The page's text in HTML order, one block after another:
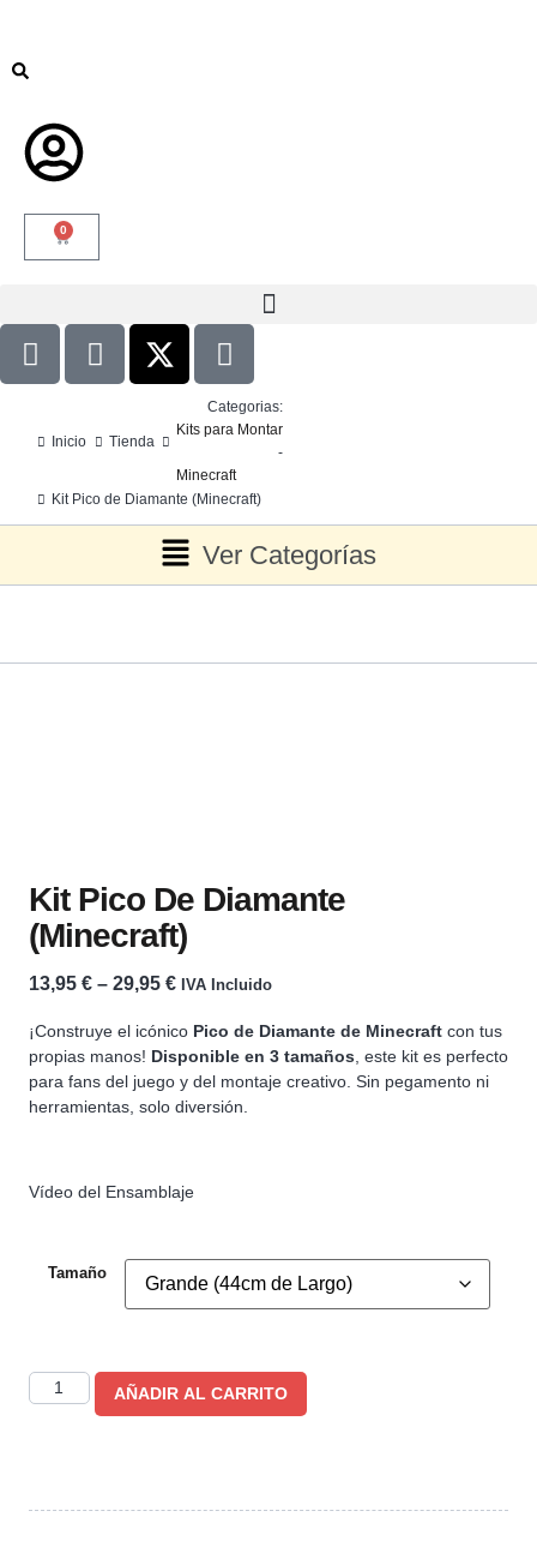
0
Inicio Tienda
Categorias:
Kits para Montar
-
Minecraft
Kit Pico de Diamante (Minecraft)
Ver Categorías
Kit Pico De Diamante
(Minecraft)
13,95 € – 29,95 € IVA Incluido
¡Construye el icónico Pico de Diamante de Minecraft con tus
propias manos! Disponible en 3 tamaños, este kit es perfecto
para fans del juego y del montaje creativo. Sin pegamento ni
herramientas, solo diversión.
Vídeo del Ensamblaje
Tamaño
AÑADIR AL CARRITO